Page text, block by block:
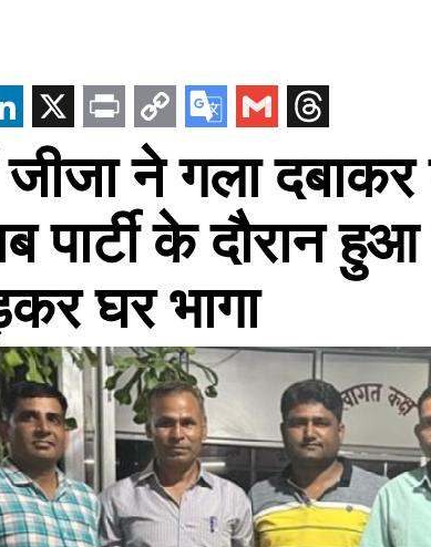
ने गला दबाकर
पार्टी के दौरान
घर भागा